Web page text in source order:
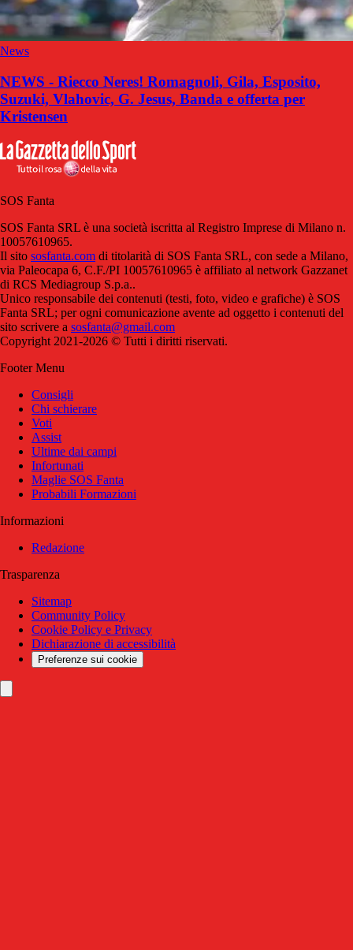
News
NEWS - Riecco Neres! Romagnoli, Gila, Esposito,
Suzuki, Vlahovic, G. Jesus, Banda e offerta per
Kristensen
SOS Fanta
SOS Fanta SRL è una società iscritta al Registro Imprese di Milano n.
10057610965.
Il sito sosfanta.com di titolarità di SOS Fanta SRL, con sede a Milano,
via Paleocapa 6, C.F./PI 10057610965 è affiliato al network Gazzanet
di RCS Mediagroup S.p.a..
Unico responsabile dei contenuti (testi, foto, video e grafiche) è SOS
Fanta SRL; per ogni comunicazione avente ad oggetto i contenuti del
sito scrivere a sosfanta@gmail.com
Copyright 2021-2026 © Tutti i diritti riservati.
Footer Menu
Consigli
Chi schierare
Voti
Assist
Ultime dai campi
Infortunati
Maglie SOS Fanta
Probabili Formazioni
Informazioni
Redazione
Trasparenza
Sitemap
Community Policy
Cookie Policy e Privacy
Dichiarazione di accessibilità
Preferenze sui cookie